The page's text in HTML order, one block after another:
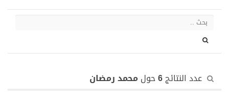
عدد النتائج6حول محمد رمضان